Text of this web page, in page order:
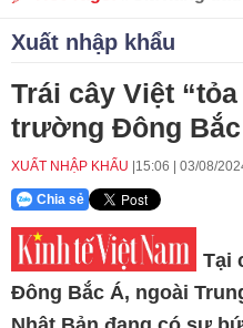
Xuất nhập khẩu
Trái cây Việt
trường Đông
XUẤT NHẬP KHẨU 15:06 03/08/
Chia sẻ
Tại
Đông Bắc Á, ngoài